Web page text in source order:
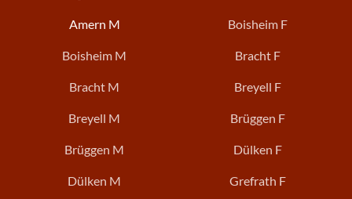
Amern M Boisheim F
Boisheim M Bracht F
Bracht M Breyell F
Breyell M Brüggen F
Brüggen M Dülken F
Dülken M Grefrath F